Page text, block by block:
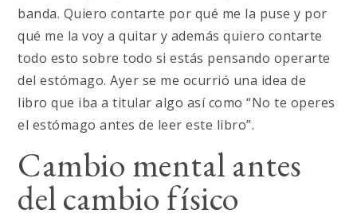
banda. Quiero contarte por qué me la puse y por
qué me la voy a quitar y además quiero contarte
todo esto sobre todo si estás pensando operarte
del estómago. Ayer se me ocurrió una idea de
libro que iba a titular algo así como “No te operes
el estómago antes de leer este libro”.
Cambio mental antes
del cambio físico